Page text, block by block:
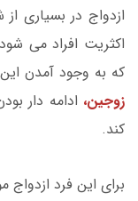
ازدواج در بسیاری
اکثریت افراد می
که به وجود آمدن
زوجین، ادامه دار
کند.
برای این فرد